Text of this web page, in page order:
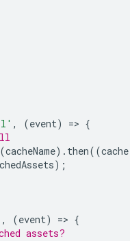
, (event) => {
(cacheName). then((cache
);
, (event) => {
assets?